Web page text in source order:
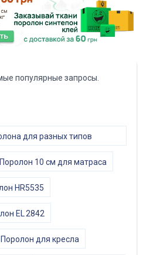
популярные запросы.
для разных типов
Поролон 10 см для матраса
HR5535
EL 2842
Поролон для кресла